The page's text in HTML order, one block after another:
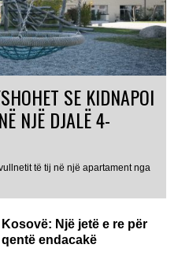
SE KIDNAPOI
NJË DJALË 4-
të tij në një apartament nga
Kosovë: Një jetë e re për
qentë endacakë